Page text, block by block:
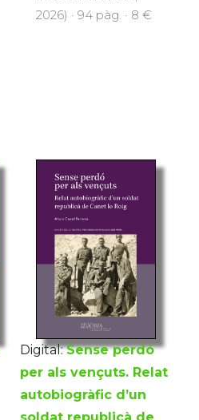
2026) · 94 pàg. · 8 €
Digital: Sense perdó
per als vençuts. Relat
autobiogràfic d’un
soldat republicà de